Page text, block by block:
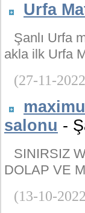
Urfa
Şanlı Urfa
akla ilk Urfa
(27-11-
salonu -
SINIRSIZ
DOLAP VE
(13-10-